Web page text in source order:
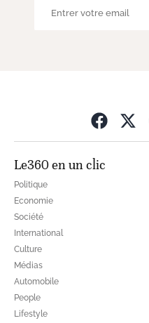
Le360 en un clic
Politique
Economie
Société
International
Culture
Médias
Automobile
People
Lifestyle